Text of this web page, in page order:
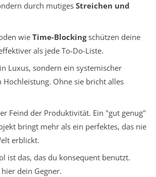
durch mutiges Streichen und
wie Time-Blockingschützen deine
als jede To-Do-Liste.
Luxus, sondern ein systemischer
Hochleistung. Ohne sie bricht alles
Feind der Produktivität. Ein "gut genug"
bringt mehr als ein perfektes, das nie
erblickt.
ist das, das du konsequent benutzt.
dein Gegner.